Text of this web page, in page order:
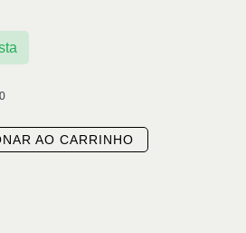
AO CARRINHO